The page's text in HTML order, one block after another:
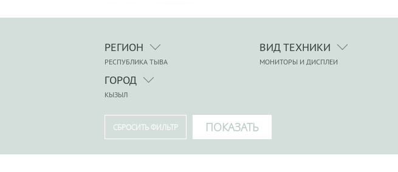
РЕГИОН
РЕСПУБЛИКА ТЫВА
ВИД ТЕХНИКИ
МОНИТОРЫ И ДИСПЛЕИ
ГОРОД
КЫЗЫЛ